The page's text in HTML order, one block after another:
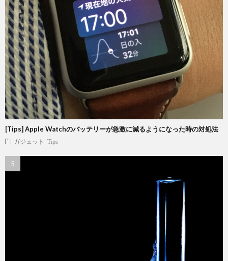
[Tips] Apple Watchのバッテリーが急激に減るようになった時の対処法
ガジェット Tips